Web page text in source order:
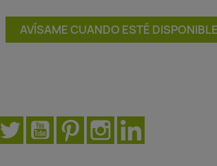
AVÍSAME CUANDO ESTÉ DISPONIBLE
Facebook
Twitter YouTubePinterestInstagram